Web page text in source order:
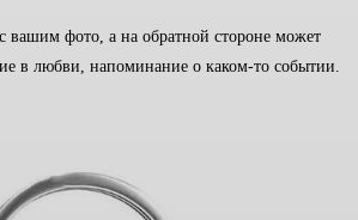
вашим фото, а на обратной стороне может
в любви, напоминание о каком-то событии.